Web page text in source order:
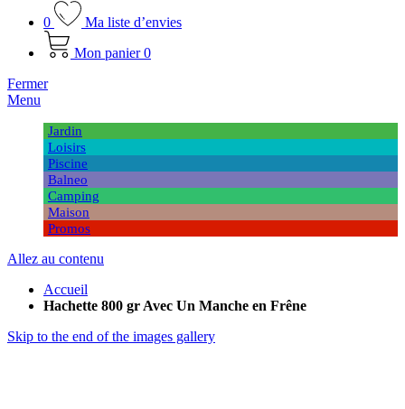
0
Ma liste d’envies
Mon panier 0
Fermer
Menu
Jardin
Loisirs
Piscine
Balneo
Camping
Maison
Promos
Allez au contenu
Accueil
Hachette 800 gr Avec Un Manche en Frêne
Skip to the end of the images gallery